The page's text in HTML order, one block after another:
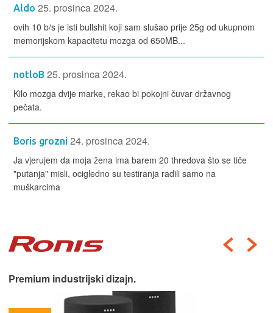
Aldo 25. prosinca 2024.
ovih 10 b/s je isti bullshit koji sam slušao prije 25g od ukupnom
memorijskom kapacitetu mozga od 650MB...
notloB 25. prosinca 2024.
Kilo mozga dvije marke, rekao bi pokojni čuvar državnog
pečata.
Boris grozni 24. prosinca 2024.
Ja vjerujem da moja žena ima barem 20 thredova što se tiče
"putanja" misli, ocigledno su testiranja radili samo na
muškarcima
Premium industrijski dizajn.